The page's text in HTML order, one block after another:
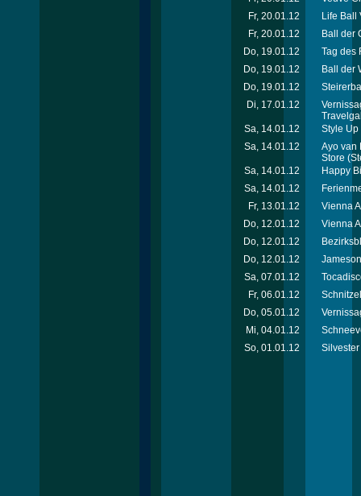
Fr, 20.01.12
Life Ball
Fr, 20.01.12
Ball der
Do, 19.01.12
Tag des
Do, 19.01.12
Ball der
Do, 19.01.12
Di, 17.01.12
Sa, 14.01.12
Style Up
Sa, 14.01.12
Ayo van
Store
Sa, 14.01.12
Happy
Sa, 14.01.12
Fr, 13.01.12
Vienna
Do, 12.01.12
Vienna
Do, 12.01.12
Do, 12.01.12
Sa, 07.01.12
Fr, 06.01.12
Do, 05.01.12
Mi, 04.01.12
So, 01.01.12